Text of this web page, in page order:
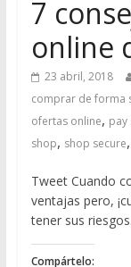
7
online
23 abril, 2018
comprar de forma
ofertas online, pay
shop, shop secure,
Tweet Cuando
ventajas pero,
tener sus
Compártelo: